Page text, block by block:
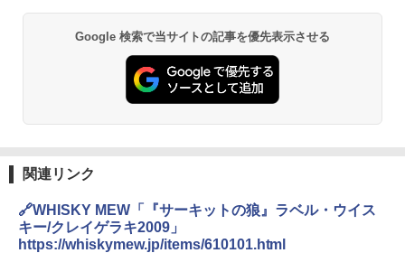
Google 検索で当サイトの記事を優先表示させる
関連リンク
🔗WHISKY MEW「『サーキットの狼』ラベル・ウイス
キー/クレイゲラキ2009」
https://whiskymew.jp/items/610101.html